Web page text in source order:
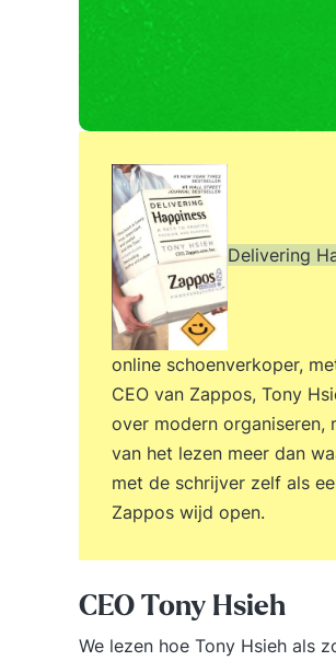
Delivering
online schoenverkoper,
CEO van Zappos, Tony
over modern organiseren,
van het lezen meer dan
met de schrijver zelf als
Zappos wijd open.
CEO Tony Hsieh
We lezen hoe Tony Hsieh als